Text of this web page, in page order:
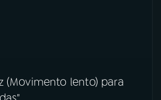
(Movimento lento) para